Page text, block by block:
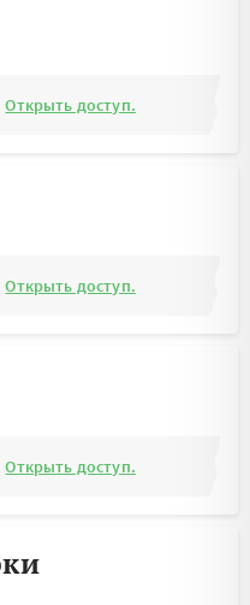
Открыть доступ.
Открыть доступ.
Открыть доступ.